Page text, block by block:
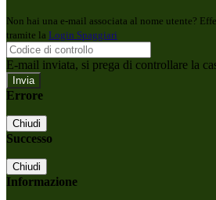
Non hai una e-mail associata al nome utente?
tramite la Login Spaggiari
E-mail inviata, si prega di controllare la
Errore
Chiudi
Successo
Chiudi
Informazione